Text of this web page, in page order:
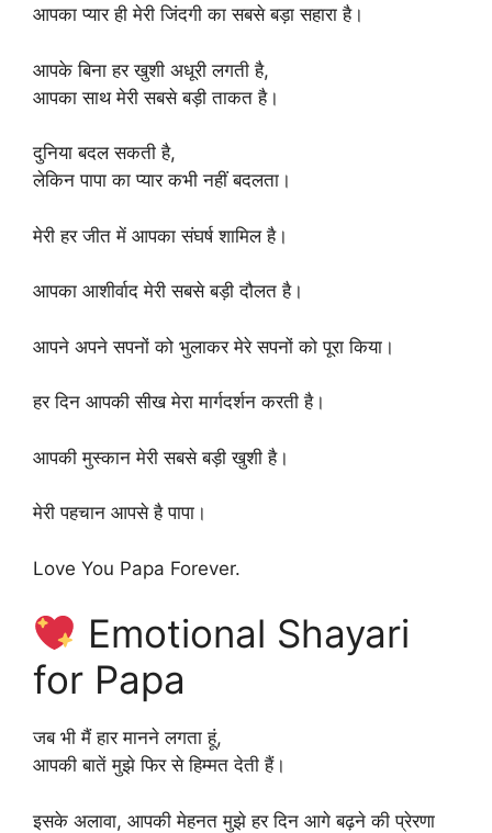
आपका प्यार ही मेरी जिंदगी का सबसे बड़ा सहारा है।
आपके बिना हर खुशी अधूरी लगती है,
आपका साथ मेरी सबसे बड़ी ताकत है।
दुनिया बदल सकती है,
लेकिन पापा का प्यार कभी नहीं बदलता।
मेरी हर जीत में आपका संघर्ष शामिल है।
आपका आशीर्वाद मेरी सबसे बड़ी दौलत है।
आपने अपने सपनों को भुलाकर मेरे सपनों को पूरा किया।
हर दिन आपकी सीख मेरा मार्गदर्शन करती है।
आपकी मुस्कान मेरी सबसे बड़ी खुशी है।
मेरी पहचान आपसे है पापा।
Love You Papa Forever.
Emotional Shayari
for Papa
जब भी मैं हार मानने लगता हूं,
आपकी बातें मुझे फिर से हिम्मत देती हैं।
इसके अलावा, आपकी मेहनत मुझे हर दिन आगे बढ़ने की प्रेरणा